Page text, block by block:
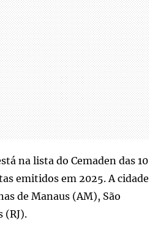
na lista do Cemaden das 10
emitidos em 2025. A cidade
de Manaus (AM), São
(RJ).